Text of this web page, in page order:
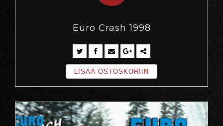
Euro Crash 1998
LISÄÄ OSTOSKORIIN